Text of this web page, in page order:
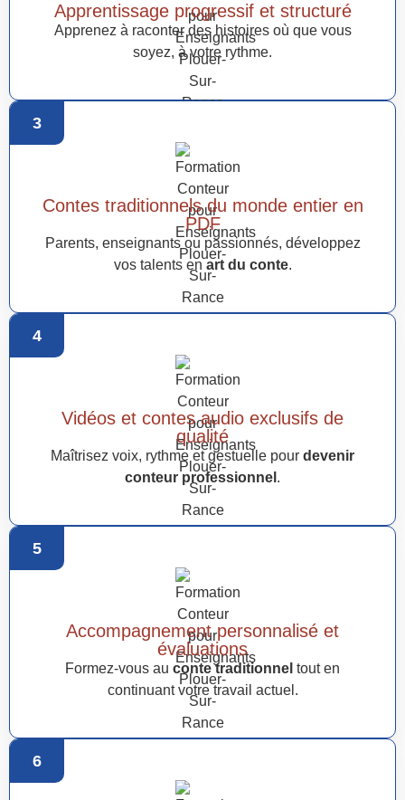
Apprentissage progressif et structuré
Apprenez à raconter des histoires où que vous
soyez, à votre rythme.
3
Contes traditionnels du monde entier en
PDF
Parents, enseignants ou passionnés, développez
vos talents en art du conte.
4
Vidéos et contes audio exclusifs de
qualité
Maîtrisez voix, rythme et gestuelle pour devenir
conteur professionnel .
5
Accompagnement personnalisé et
évaluations
Formez-vous au conte traditionnel tout en
continuant votre travail actuel.
6